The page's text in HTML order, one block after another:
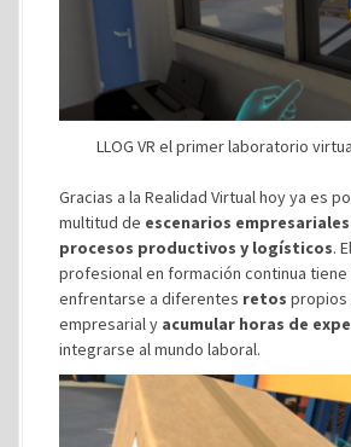
LLOG VR el primer laboratorio
Gracias a la Realidad Virtual hoy ya es
multitud de escenarios
procesos productivos y logísticos.
profesional en formación continua
enfrentarse a diferentes retos propios
empresarial y acumular horas de
integrarse al mundo laboral.